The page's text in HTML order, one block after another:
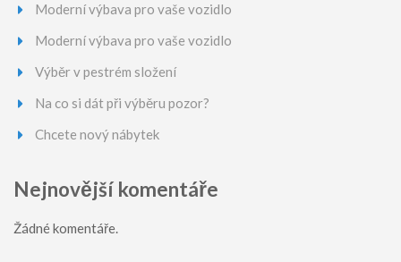
Moderní výbava pro vaše vozidlo
Moderní výbava pro vaše vozidlo
Výběr v pestrém složení
Na co si dát při výběru pozor?
Chcete nový nábytek
Nejnovější komentáře
Žádné komentáře.